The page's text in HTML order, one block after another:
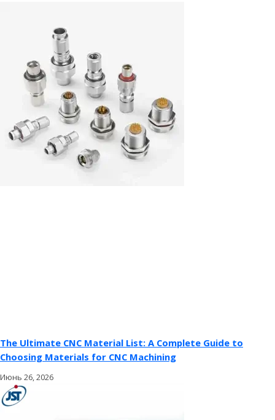
The Ultimate CNC Material List: A Complete Guide to
Choosing Materials for CNC Machining
Июнь 26, 2026